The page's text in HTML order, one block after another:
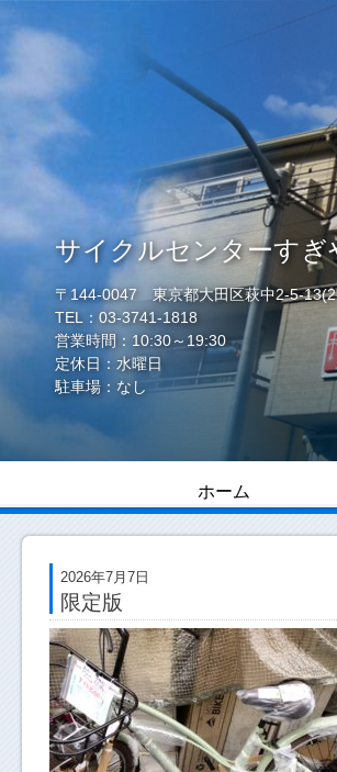
サイクルセンターすぎ
〒144-0047 東京都大田区萩中2-5-
TEL：03-3741-1818
営業時間：10:30～19:30
定休日：水曜日
駐車場：なし
ホーム
2026年7月7日
限定版